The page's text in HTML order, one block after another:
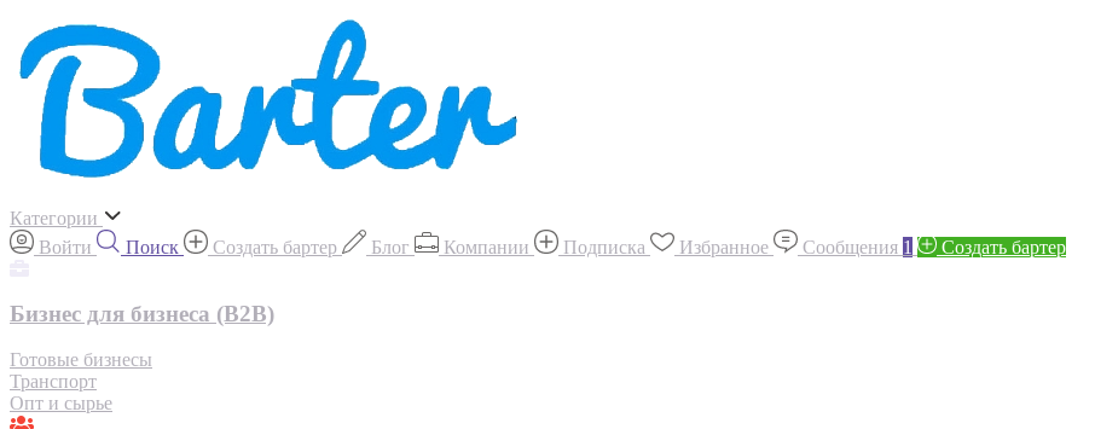
Категории
Войти
Поиск Создать бартер Блог Компании Подписка Избранное Сообщения 1 Создать бартер
Бизнес для бизнеса (B2B)
Готовые бизнесы
Транспорт
Опт и сырье